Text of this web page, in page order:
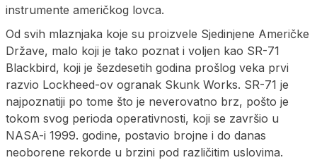
instrumente američkog lovca.
Od svih mlaznjaka koje su proizvele Sjedinjene Američke
Države, malo koji je tako poznat i voljen kao SR-71
Blackbird, koji je šezdesetih godina prošlog veka prvi
razvio Lockheed-ov ogranak Skunk Works. SR-71 je
najpoznatiji po tome što je neverovatno brz, pošto je
tokom svog perioda operativnosti, koji se završio u
NASA-i 1999. godine, postavio brojne i do danas
neoborene rekorde u brzini pod različitim uslovima.